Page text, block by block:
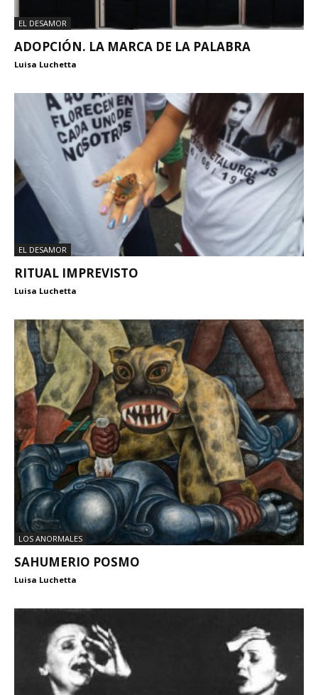
EL DESAMOR
ADOPCIÓN. LA MARCA DE LA PALABRA
Luisa Luchetta
EL DESAMOR
RITUAL IMPREVISTO
Luisa Luchetta
LOS ANORMALES
SAHUMERIO POSMO
Luisa Luchetta